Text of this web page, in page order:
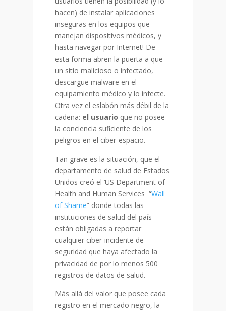
hacen) de instalar aplicaciones
inseguras en los equipos que
manejan dispositivos médicos, y
hasta navegar por Internet! De
esta forma abren la puerta a que
un sitio malicioso o infectado,
descargue malware en el
equipamiento médico y lo infecte.
Otra vez el eslabón más débil de la
cadena: el usuario que no posee
la conciencia suficiente de los
peligros en el ciber-espacio.
Tan grave es la situación, que el
departamento de salud de Estados
Unidos creó el ‘US Department of
Health and Human Services “Wall
of Shame” donde todas las
instituciones de salud del país
están obligadas a reportar
cualquier ciber-incidente de
seguridad que haya afectado la
privacidad de por lo menos 500
registros de datos de salud.
Más allá del valor que posee cada
registro en el mercado negro, la